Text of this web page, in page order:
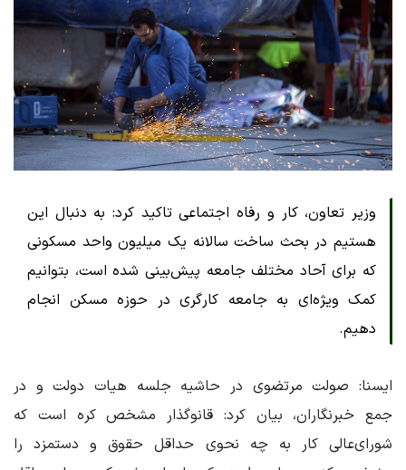
وزیر تعاون، کار و رفاه اجتماعی تاکید کرد: به دنبال این
هستیم در بحث ساخت سالانه یک میلیون واحد مسکونی
که برای آحاد مختلف جامعه پیش‌بینی شده است، بتوانیم
کمک ویژه‌ای به جامعه کارگری در حوزه مسکن انجام
دهیم.
ایسنا: صولت مرتضوی در حاشیه جلسه هیات دولت و در
جمع خبرنگاران، بیان کرد: قانوگذار مشخص کره است که
شورای‌عالی کار به چه نحوی حداقل حقوق و دستمزد را